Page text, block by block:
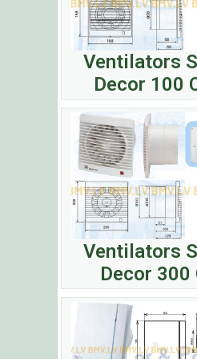
Ventilators
Decor 100
Ventilators
Decor 300